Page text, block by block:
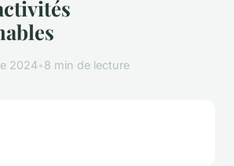
2024•8 min de lecture